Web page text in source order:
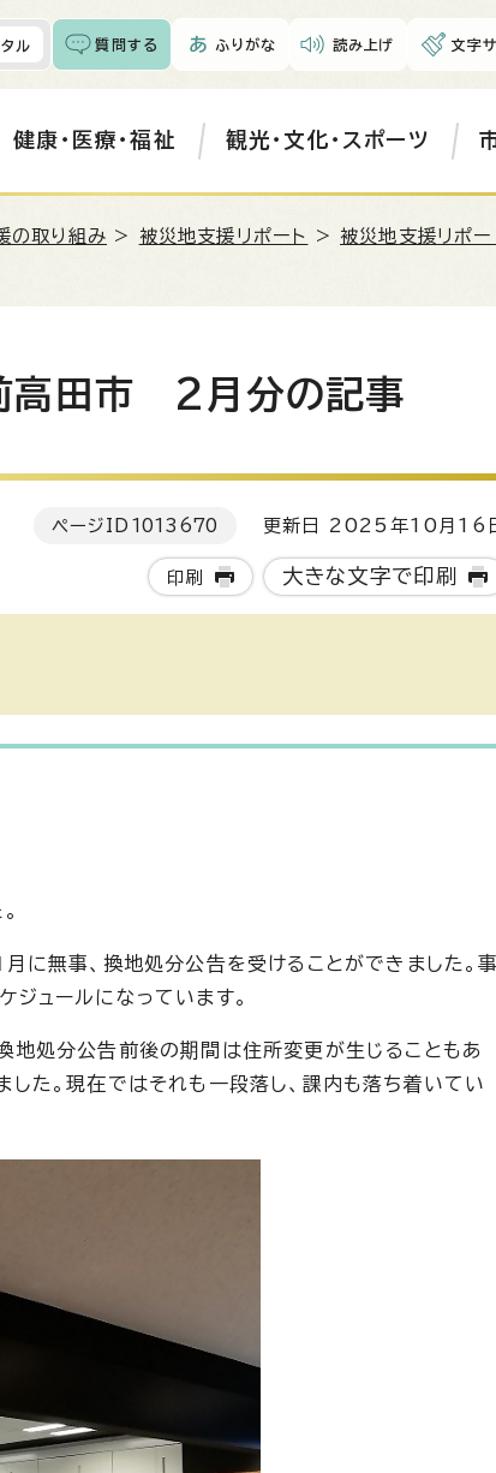
ル 質問する ふりがな 読み上げ 文字
健康・医療・福祉 観光・文化・スポーツ
の取り組み > 被災地支援リポート >被災地支援リポ
高田市 2月分の記事
ページID 1013670 更新日 2025年10月16
印刷 大きな文字で印刷
に無事、換地処分公告を受けることができました。事
ュールになっています。
地処分公告前後の期間は住所変更が生じることもあ
た。現在ではそれも一段落し、課内も落ち着いてい